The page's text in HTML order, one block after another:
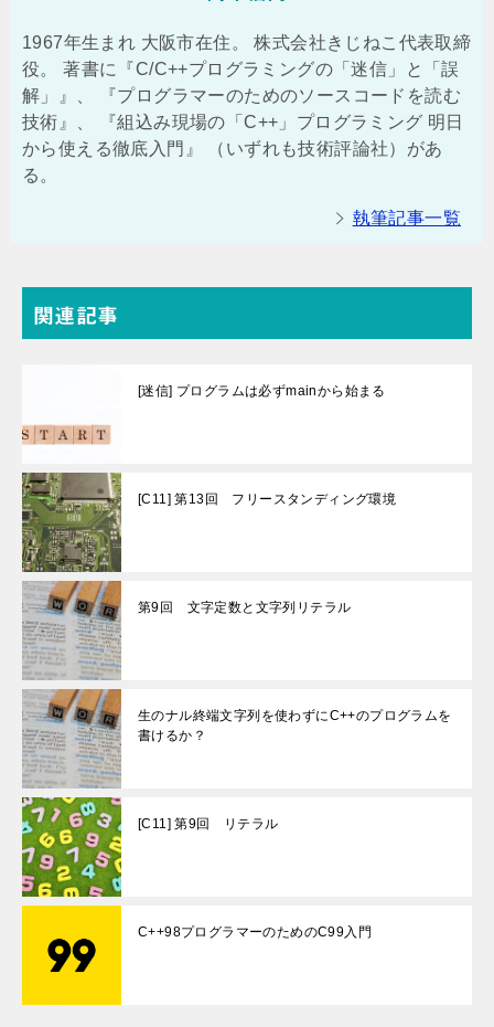
1967年生まれ 大阪市在住。 株式会社きじねこ代表取締
役。 著書に『C/C++プログラミングの「迷信」と「誤
解」』、 『プログラマーのためのソースコードを読む
技術』、 『組込み現場の「C++」プログラミング 明日
から使える徹底入門』 （いずれも技術評論社）があ
る。
執筆記事一覧
関連記事
[迷信] プログラムは必ずmainから始まる
[C11] 第13回 フリースタンディング環境
第9回 文字定数と文字列リテラル
生のナル終端文字列を使わずにC++のプログラムを
書けるか？
[C11] 第9回 リテラル
C++98プログラマーのためのC99入門